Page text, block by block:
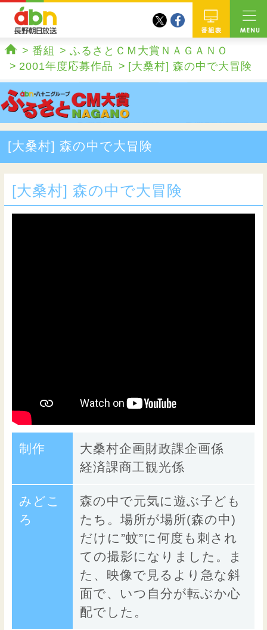
twitterfacebook
ホーム
番組
ふるさとＣＭ大賞ＮＡＧＡＮＯ
2001年度応募作品
[大桑村] 森の中で大冒険
[大桑村] 森の中で大冒険
[大桑村] 森の中で大冒険
制作
大桑村企画財政課企画係
経済課商工観光係
みどこ
ろ
森の中で元気に遊ぶ子ども
たち。場所が場所(森の中)
だけに”蚊”に何度も刺され
ての撮影になりました。ま
た、映像で見るより急な斜
面で、いつ自分が転ぶか心
配でした。